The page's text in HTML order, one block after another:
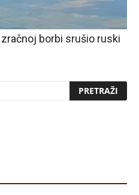
borbi srušio ruski